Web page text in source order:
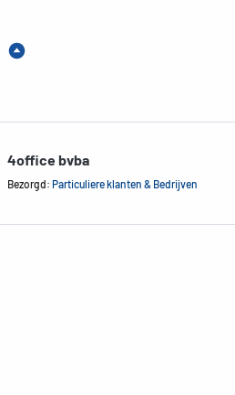
4office bvba
Bezorgd: Particuliere klanten & Bedrijven